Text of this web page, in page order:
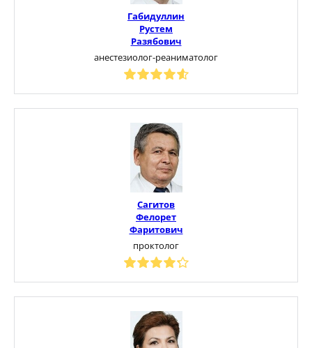
Габидуллин
Рустем
Разябович
анестезиолог-реаниматолог
Сагитов
Фелорет
Фаритович
проктолог